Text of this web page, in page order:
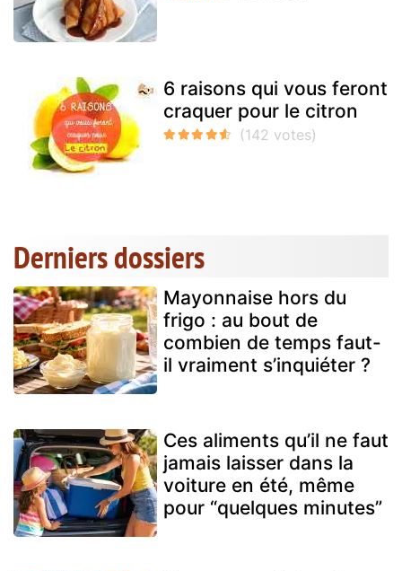
6 raisons qui vous feront
craquer pour le citron
Derniers dossiers
Mayonnaise hors du
frigo : au bout de
combien de temps faut-
il vraiment s’inquiéter ?
Ces aliments qu’il ne faut
jamais laisser dans la
voiture en été, même
pour “quelques minutes”